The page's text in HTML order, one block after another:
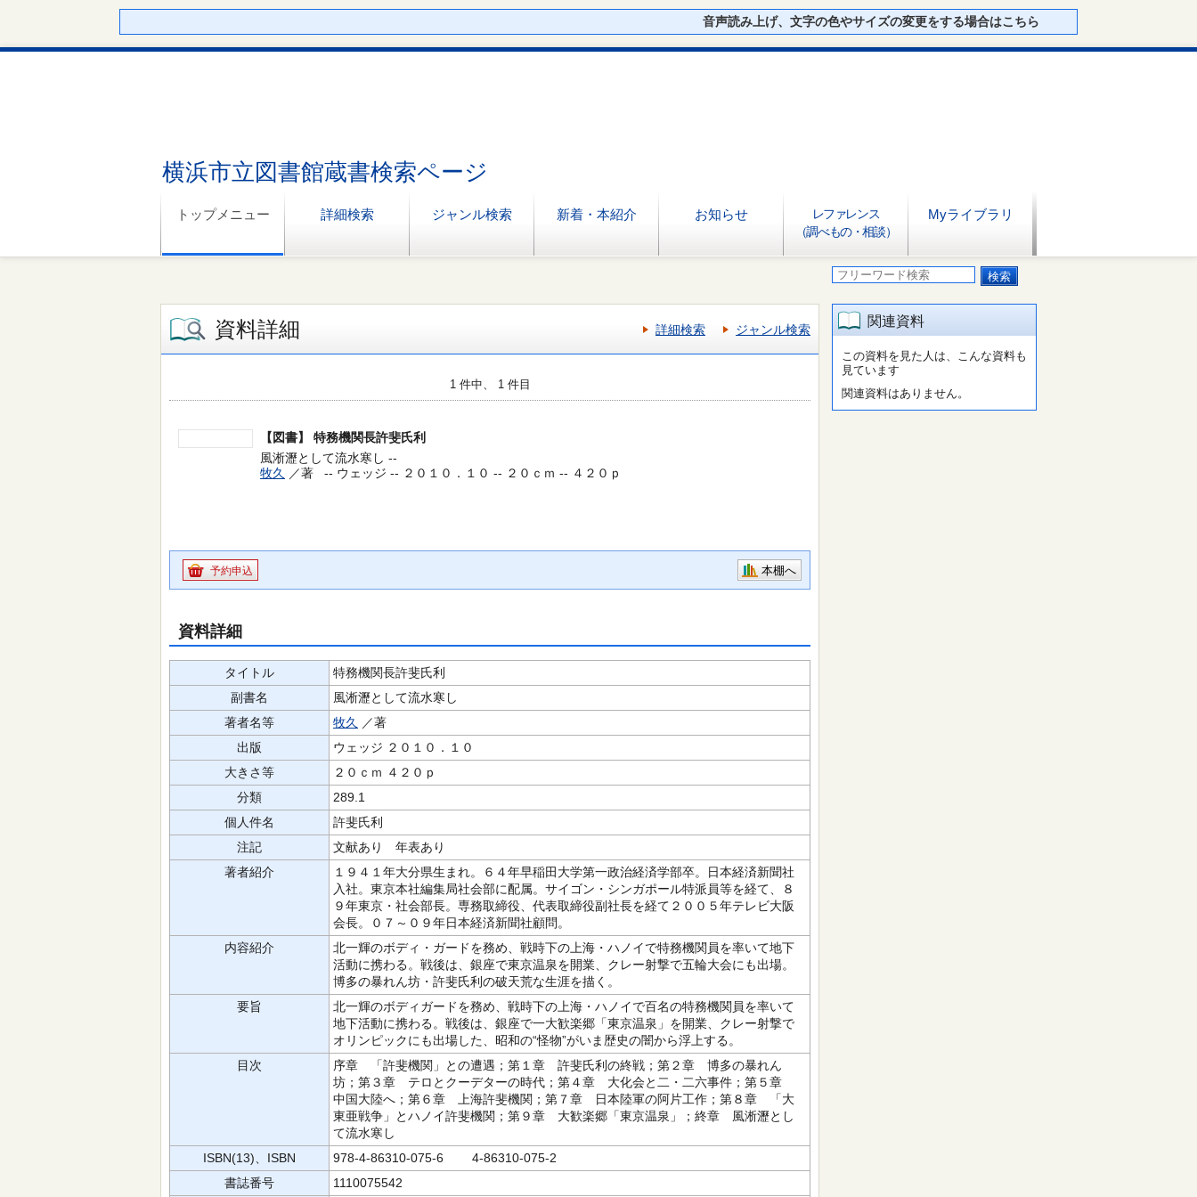
音声読み上げ、文字の色やサイズの変更をする場合はこちら
横浜市立図書館蔵書検索ページ
トップメニュー 詳細検索 ジャンル検索 新着・本紹介 お知らせ
レファレンス
（調べもの・相談）
Myライブラリ
資料詳細 詳細検索 ジャンル検索
1 件中、 1 件目
【図書】
特務機関長許斐氏利
風淅瀝として流水寒し --
牧久 ／著 -- ウェッジ -- ２０１０．１０ -- ２０ｃｍ -- ４２０ｐ
予約申込 本棚へ
資料詳細
タイトル
特務機関長許斐氏利
副書名
風淅瀝として流水寒し
著者名等
牧久 ／著
出版
ウェッジ ２０１０．１０
大きさ等
２０ｃｍ ４２０ｐ
分類
289.1
個人件名
許斐氏利
注記
文献あり 年表あり
著者紹介
１９４１年大分県生まれ。６４年早稲田大学第一政治経済学部卒。日本経済新聞社
入社。東京本社編集局社会部に配属。サイゴン・シンガポール特派員等を経て、８
９年東京・社会部長。専務取締役、代表取締役副社長を経て２００５年テレビ大阪
会長。０７～０９年日本経済新聞社顧問。
内容紹介
北一輝のボディ・ガードを務め、戦時下の上海・ハノイで特務機関員を率いて地下
活動に携わる。戦後は、銀座で東京温泉を開業、クレー射撃で五輪大会にも出場。
博多の暴れん坊・許斐氏利の破天荒な生涯を描く。
要旨
北一輝のボディガードを務め、戦時下の上海・ハノイで百名の特務機関員を率いて
地下活動に携わる。戦後は、銀座で一大歓楽郷「東京温泉」を開業、クレー射撃で
オリンピックにも出場した、昭和の“怪物”がいま歴史の闇から浮上する。
目次
序章 「許斐機関」との遭遇；第１章 許斐氏利の終戦；第２章 博多の暴れん
坊；第３章 テロとクーデターの時代；第４章 大化会と二・二六事件；第５章
中国大陸へ；第６章 上海許斐機関；第７章 日本陸軍の阿片工作；第８章 「大
東亜戦争」とハノイ許斐機関；第９章 大歓楽郷「東京温泉」；終章 風淅瀝とし
て流水寒し
ISBN(13)、ISBN
978-4-86310-075-6 4-86310-075-2
書誌番号
1110075542
関連資料
この資料を見た人は、こんな資料も
見ています
関連資料はありません。